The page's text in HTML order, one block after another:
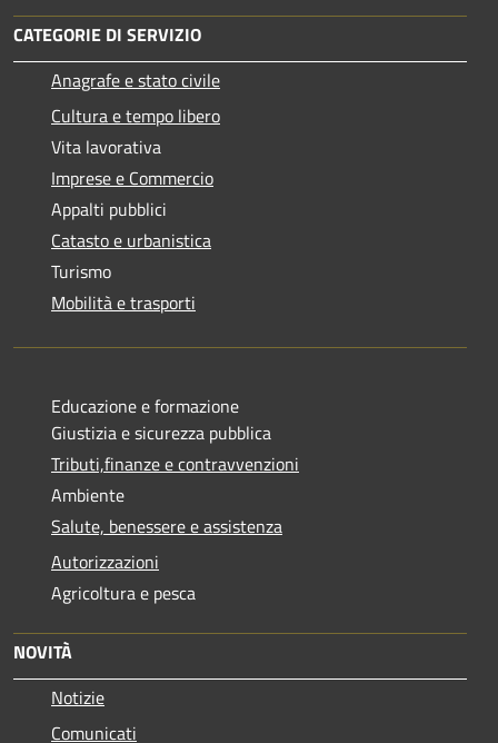
CATEGORIE DI SERVIZIO
Anagrafe e stato civile
Cultura e tempo libero
Vita lavorativa
Imprese e Commercio
Appalti pubblici
Catasto e urbanistica
Turismo
Mobilità e trasporti
Educazione e formazione
Giustizia e sicurezza pubblica
Tributi,finanze e contravvenzioni
Ambiente
Salute, benessere e assistenza
Autorizzazioni
Agricoltura e pesca
NOVITÀ
Notizie
Comunicati